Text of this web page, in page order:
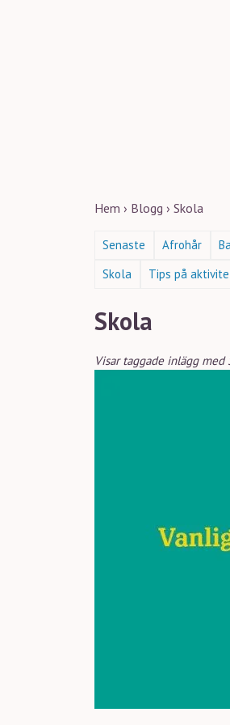
Hem › Blogg › Skola
Senaste Afrohår
Skola
Tips på
Skola
Visar taggade inlägg med